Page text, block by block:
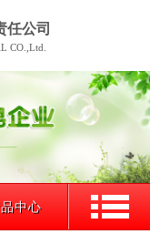
任公司
CO.,Ltd.
中心